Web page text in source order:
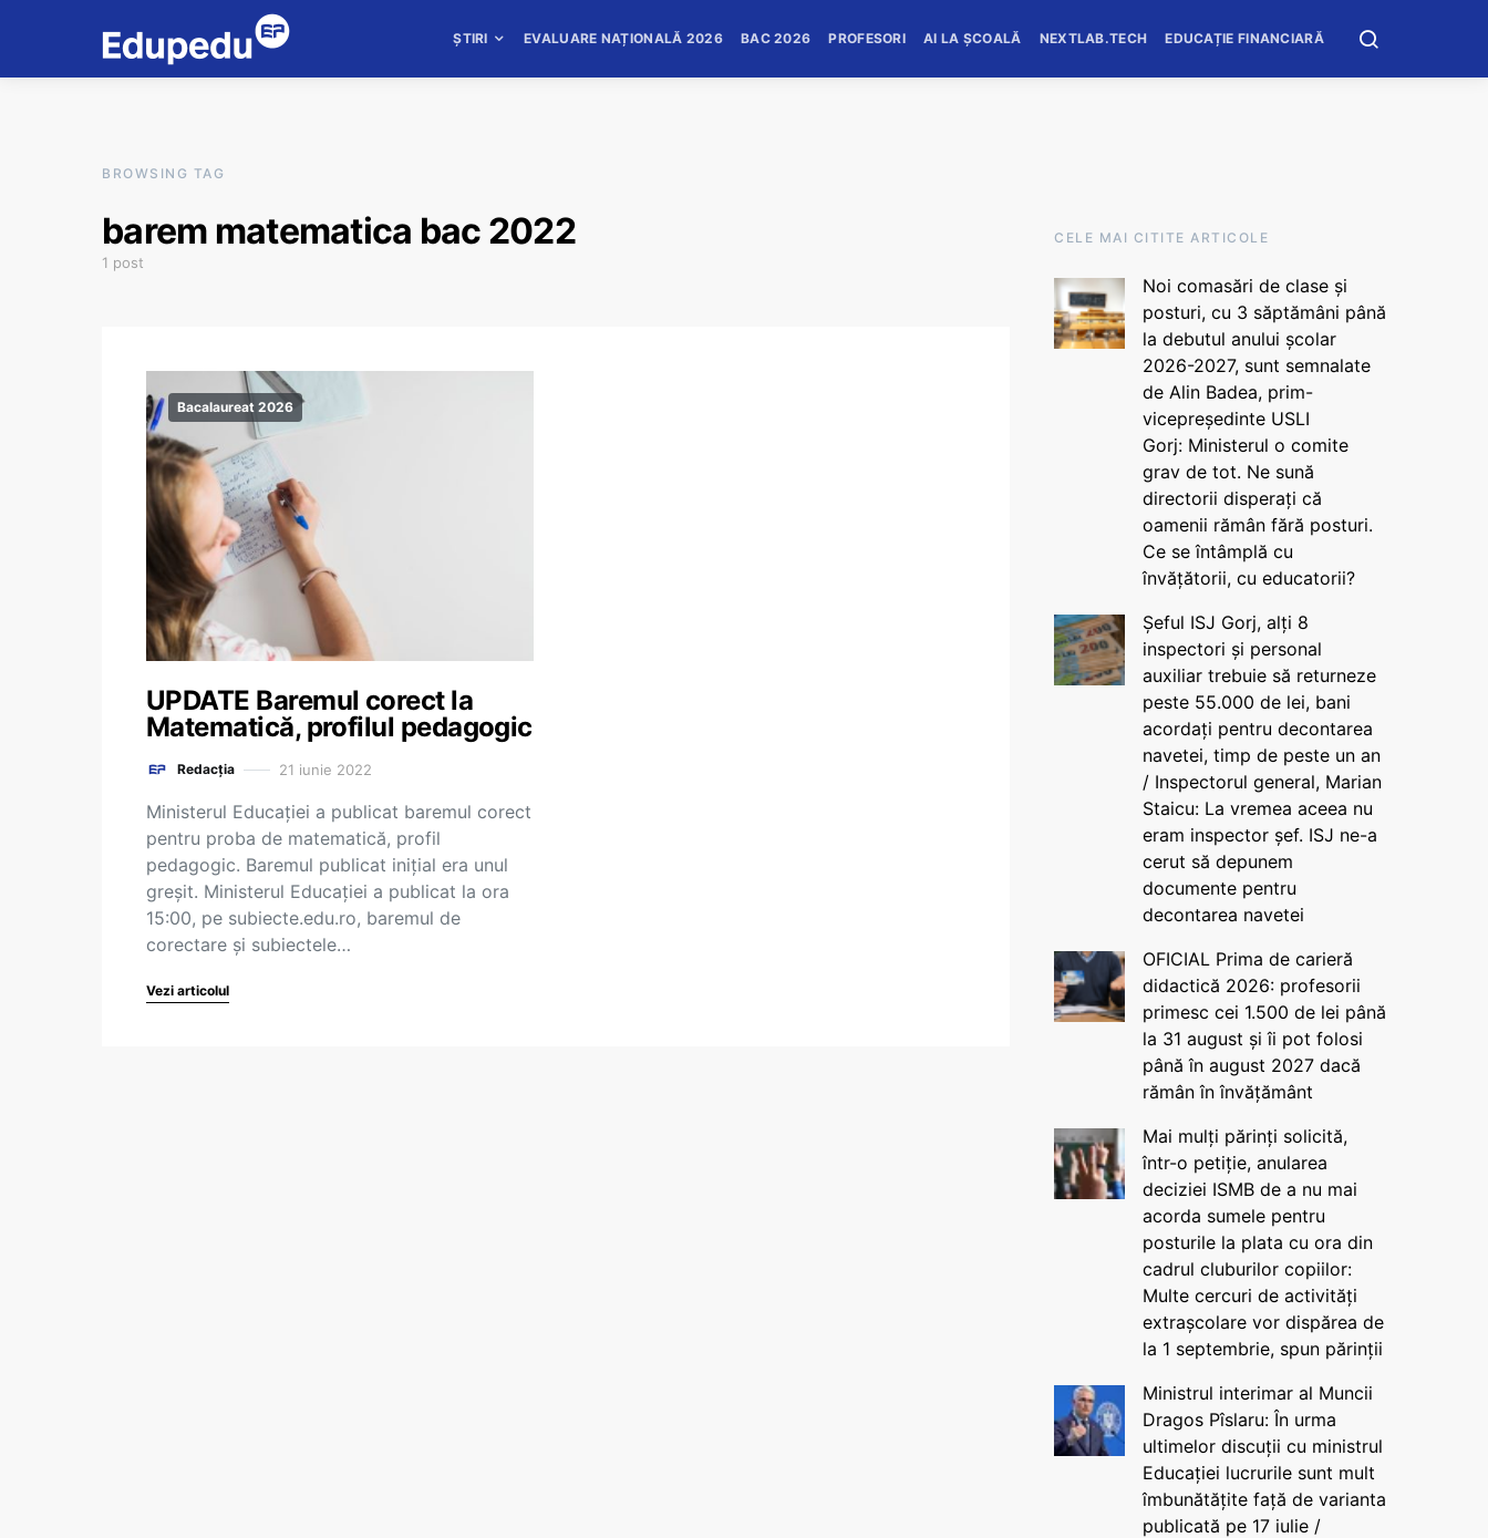
ȘTIRI EVALUARE NAȚIONALĂ 2026 BAC 2026 PROFESORI AI LA ȘCOALĂ NEXTLAB.TECH EDUCAȚIE FINANCIARĂ
BROWSING TAG
barem matematica bac 2022
1 post
Bacalaureat 2026
UPDATE Baremul corect la
Matematică, profilul pedagogic
Redacția 21 iunie 2022
Ministerul Educației a publicat baremul corect
pentru proba de matematică, profil
pedagogic. Baremul publicat inițial era unul
greșit. Ministerul Educației a publicat la ora
15:00, pe subiecte.edu.ro, baremul de
corectare și subiectele…
Vezi articolul
CELE MAI CITITE ARTICOLE
Noi comasări de clase și
posturi, cu 3 săptămâni până
la debutul anului școlar
2026-2027, sunt semnalate
de Alin Badea, prim-
vicepreședinte USLI
Gorj: Ministerul o comite
grav de tot. Ne sună
directorii disperați că
oamenii rămân fără posturi.
Ce se întâmplă cu
învățătorii, cu educatorii?
Șeful ISJ Gorj, alți 8
inspectori și personal
auxiliar trebuie să returneze
peste 55.000 de lei, bani
acordați pentru decontarea
navetei, timp de peste un an
/ Inspectorul general, Marian
Staicu: La vremea aceea nu
eram inspector șef. ISJ ne-a
cerut să depunem
documente pentru
decontarea navetei
OFICIAL Prima de carieră
didactică 2026: profesorii
primesc cei 1.500 de lei până
la 31 august și îi pot folosi
până în august 2027 dacă
rămân în învățământ
Mai mulți părinți solicită,
într-o petiție, anularea
deciziei ISMB de a nu mai
acorda sumele pentru
posturile la plata cu ora din
cadrul cluburilor copiilor:
Multe cercuri de activități
extrașcolare vor dispărea de
la 1 septembrie, spun părinții
Ministrul interimar al Muncii
Dragos Pîslaru: În urma
ultimelor discuții cu ministrul
Educației lucrurile sunt mult
îmbunătățite față de varianta
publicată pe 17 iulie /